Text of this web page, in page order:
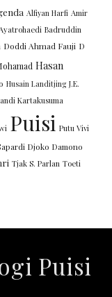
Alfiyan Harfi Amir
Badruddin
Doddi Ahmad Fauji D
Hasan
Husain Landitjing J.E.
Kartakusuma
Puisi Putu Vivi
Djoko Damono
Tjak S. Parlan Toeti
Puisi